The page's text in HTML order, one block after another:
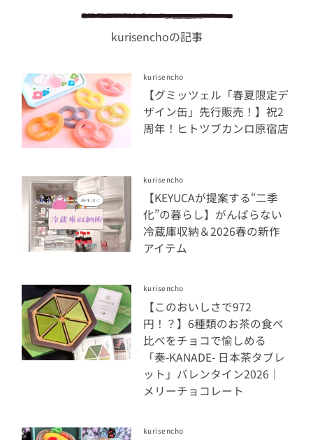
kurisenchoの記事
kurisencho
【グミッツェル「春夏限定デ
ザイン缶」先行販売！】祝2
周年！ヒトツブカンロ原宿店
kurisencho
【KEYUCAが提案する“二季
化”の暮らし】がんばらない
冷蔵庫収納＆2026春の新作
アイテム
kurisencho
【このおいしさで972
円！？】6種類のお茶の食べ
比べをチョコで愉しめる
「奏-KANADE- 日本茶タブレ
ット」バレンタイン2026｜
メリーチョコレート
kurisencho